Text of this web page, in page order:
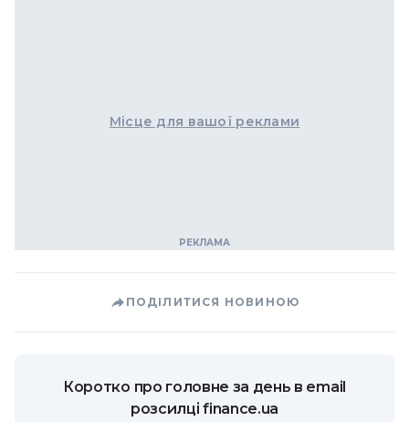
Місце для вашої реклами
ПОДІЛИТИСЯ НОВИНОЮ
Коротко про головне за день в email
розсилці finance.ua